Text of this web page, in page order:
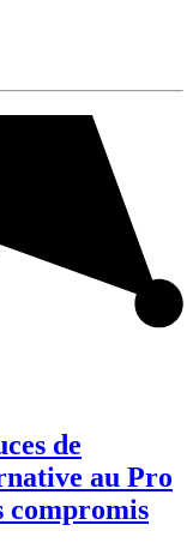
de
au Pro
compromis